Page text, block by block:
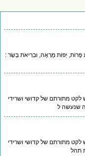
יְפוֹת מַרְאֶה, וּבְרִיאֹת בָּשָׂר :
מתורתם של קדושי ושרידי
ל
מתורתם של קדושי ושרידי